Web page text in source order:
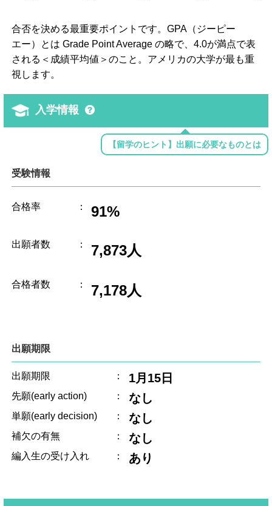
合否を決める最重要ポイントです。GPA（ジーピー
エー）とは Grade Point Average の略で、4.0が満点で表
される＜成績平均値＞のこと。アメリカの大学が最も重
視します。
入学情報
【留学のヒント】出願に必要なものとは
受験情報
合格率 ： 91%
出願者数 ： 7,873人
合格者数 ： 7,178人
出願期限
出願期限 ： 1月15日
先願(early action) ： なし
単願(early decision) ： なし
補欠の有無 ： なし
編入生の受け入れ ： あり